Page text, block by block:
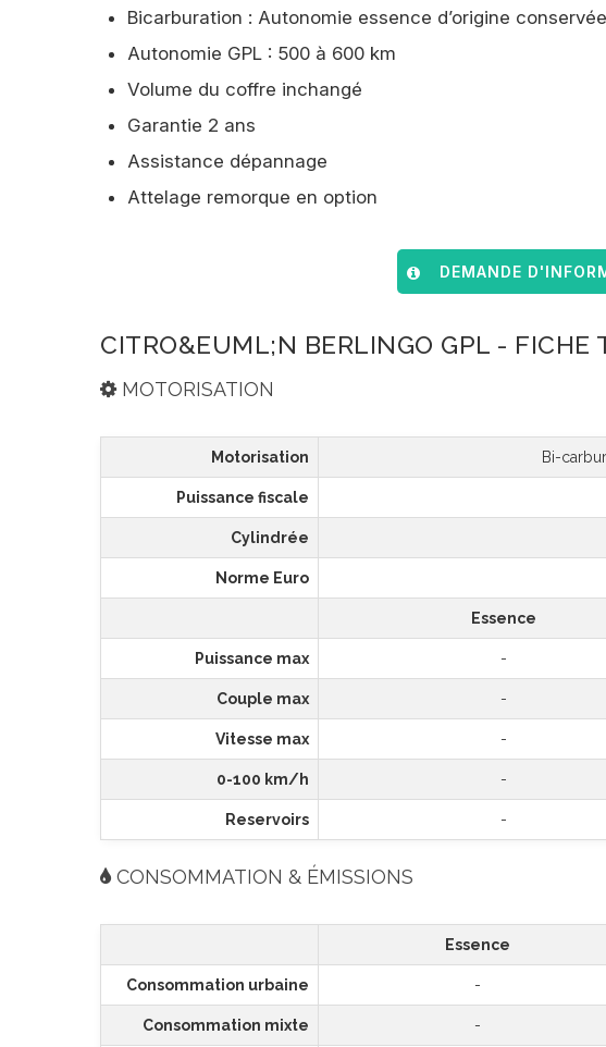
Bicarburation : Autonomie essence d’origine
Autonomie GPL : 500 à 600 km
Volume du coffre inchangé
Garantie 2 ans
Assistance dépannage
Attelage remorque en option
DEMANDE
CITRO&EUML;N BERLINGO GPL - FICHE
MOTORISATION
Motorisation Bi-
Puissance fiscale
Cylindrée
Norme Euro
Essence
Puissance max -
Couple max -
Vitesse max -
0-100 km/h -
Reservoirs -
CONSOMMATION & ÉMISSIONS
Essence
Consommation urbaine -
Consommation mixte -